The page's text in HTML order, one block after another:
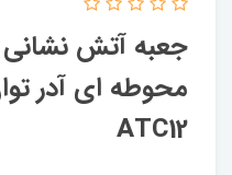
جعبه آتش نشانی
محوطه ای آدر
ATC12